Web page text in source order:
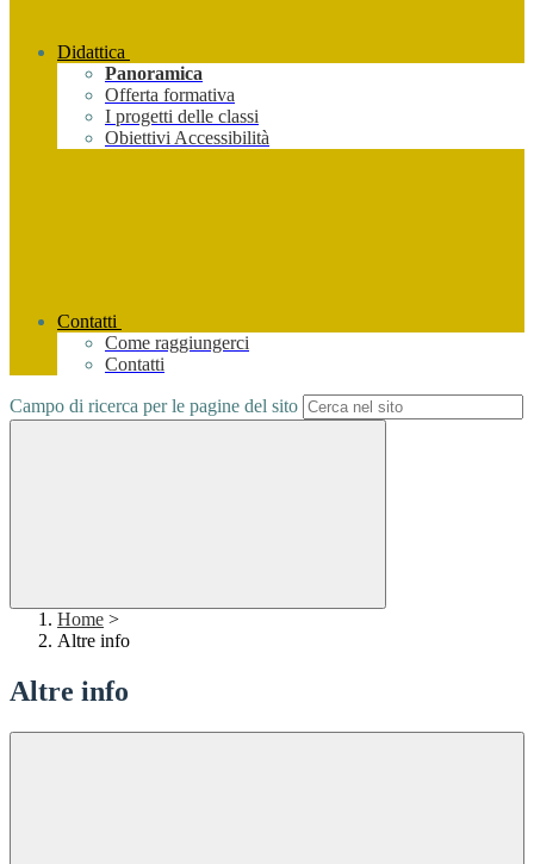
Didattica
Panoramica
Offerta formativa
I progetti delle classi
Obiettivi Accessibilità
Contatti
Come raggiungerci
Contatti
Campo di ricerca per le pagine del sito
Home >
Altre info
Altre info